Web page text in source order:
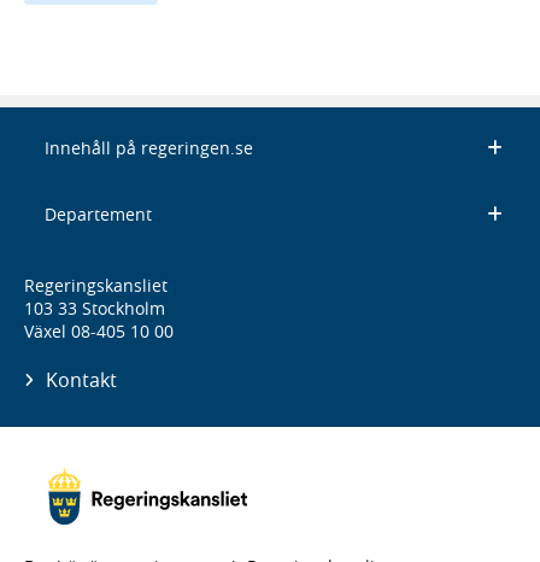
Innehåll på regeringen.se
Departement
Regeringskansliet
103 33 Stockholm
Växel 08-405 10 00
Kontakt